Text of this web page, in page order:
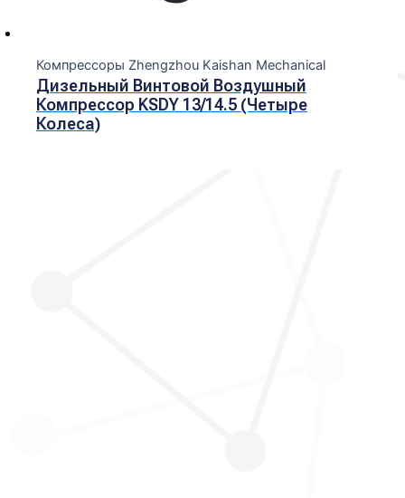
Компрессоры Zhengzhou Kaishan Mechanical
Дизельный Винтовой Воздушный
Компрессор KSDY 13/14.5 (четыре
Колеса)